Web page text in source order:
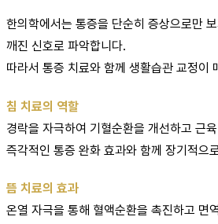
한의학에서는 통증을 단순히 증상으로만
깨진 신호로 파악합니다.
따라서 통증 치료와 함께 생활습관 교정이
침 치료의 역할
경락을 자극하여 기혈순환을 개선하고 근
즉각적인 통증 완화 효과와 함께 장기적으
뜸 치료의 효과
온열 자극을 통해 혈액순환을 촉진하고 면